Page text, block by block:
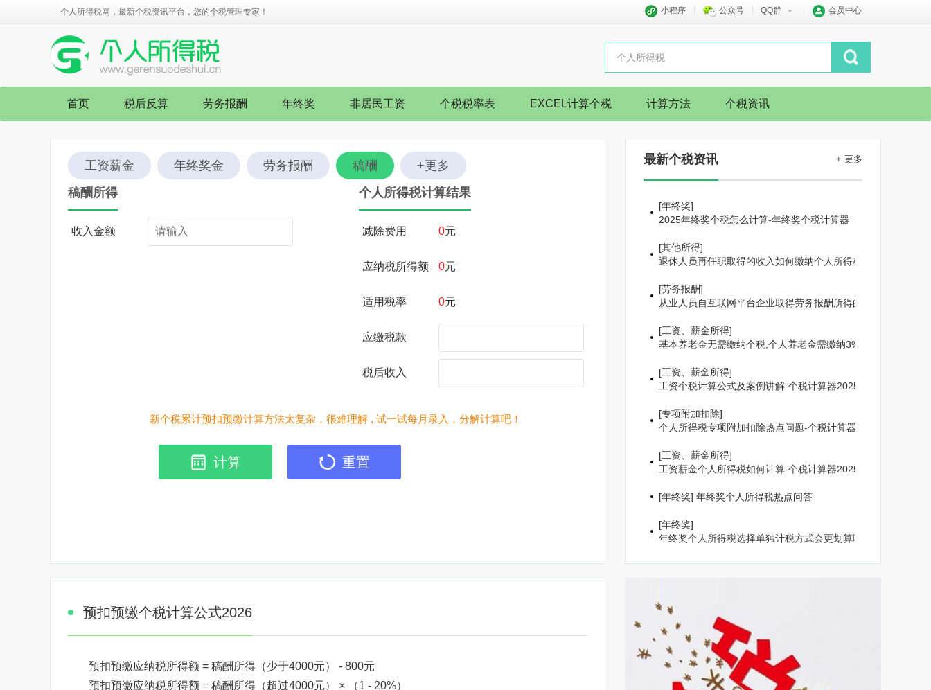
个人所得税网，最新个税资讯平台，您的个税管理专家！ 小程序 公众号 QQ群 会员中心
首页 税后反算 劳务报酬 年终奖 非居民工资 个税税率表 EXCEL计算个税 计算方法 个税资讯
工资薪金 年终奖金 劳务报酬 稿酬
+更多
稿酬所得
收入金额
个人所得税计算结果
减除费用 0元
应纳税所得额 0元
适用税率 0元
应缴税款
税后收入
新个税累计预扣预缴计算方法太复杂，很难理解 , 试一试每月录入，分解计算吧！
计算 重置
最新个税资讯 + 更多
[年终奖]
2025年终奖个税怎么计算-年终奖个税计算器
[其他所得]
退休人员再任职取得的收入如何缴纳个人所得税
[劳务报酬]
从业人员自互联网平台企业取得劳务报酬所得的个人所得税预
[工资、薪金所得]
基本养老金无需缴纳个税,个人养老金需缴纳3%个人所得税
[工资、薪金所得]
工资个税计算公式及案例讲解-个税计算器2025
[专项附加扣除]
个人所得税专项附加扣除热点问题-个税计算器2025
[工资、薪金所得]
工资薪金个人所得税如何计算-个税计算器2025
[年终奖] 年终奖个人所得税热点问答
[年终奖]
年终奖个人所得税选择单独计税方式会更划算吗
预扣预缴个税计算公式2026
预扣预缴应纳税所得额 = 稿酬所得（少于4000元） - 800元
预扣预缴应纳税所得额 = 稿酬所得（超过4000元） × （1 - 20%）